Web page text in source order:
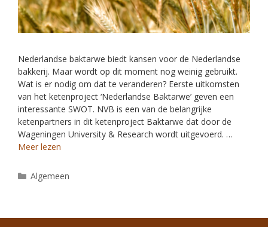
Nederlandse baktarwe biedt kansen voor de Nederlandse
bakkerij. Maar wordt op dit moment nog weinig gebruikt.
Wat is er nodig om dat te veranderen? Eerste uitkomsten
van het ketenproject ‘Nederlandse Baktarwe’ geven een
interessante SWOT. NVB is een van de belangrijke
ketenpartners in dit ketenproject Baktarwe dat door de
Wageningen University & Research wordt uitgevoerd. …
Meer lezen
Algemeen